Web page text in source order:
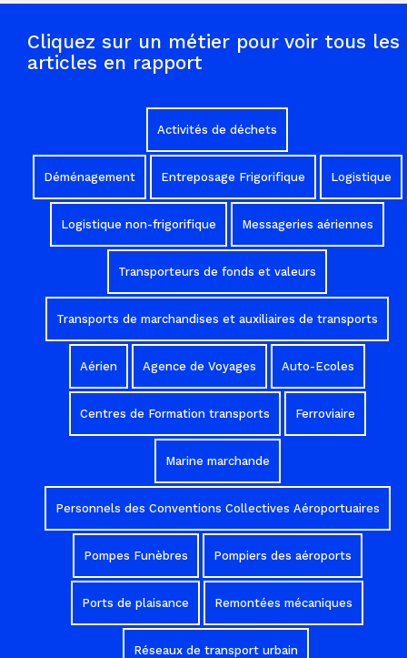
Cliquez sur un métier pour voir tous les
articles en rapport
Activités de déchets
Déménagement Entreposage Frigorifique Logistique
Logistique non-frigorifique Messageries aériennes
Transporteurs de fonds et valeurs
Transports de marchandises et auxiliaires de transports
Aérien Agence de Voyages Auto-Ecoles
Centres de Formation transports Ferroviaire
Marine marchande
Personnels des Conventions Collectives Aéroportuaires
Pompes Funèbres Pompiers des aéroports
Ports de plaisance Remontées mécaniques
Réseaux de transport urbain